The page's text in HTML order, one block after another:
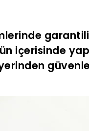
içerisinde
güvenle